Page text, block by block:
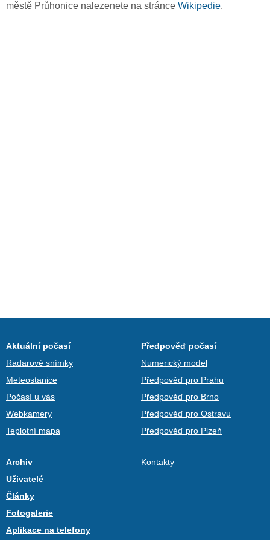
městě Průhonice nalezenete na stránce Wikipedie.
Aktuální počasí
Radarové snímky
Meteostanice
Počasí u vás
Webkamery
Teplotní mapa
Předpověď počasí
Numerický model
Předpověď pro Prahu
Předpověď pro Brno
Předpověď pro Ostravu
Předpověď pro Plzeň
Archiv
Uživatelé
Články
Fotogalerie
Aplikace na telefony
Kontakty